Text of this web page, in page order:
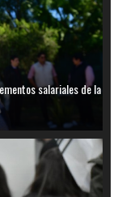
salariales de la